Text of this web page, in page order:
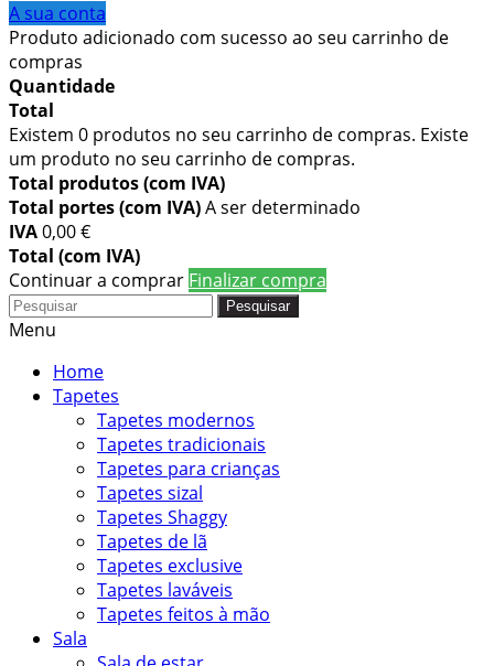
A sua conta
Produto adicionado com sucesso ao seu carrinho de
compras
Quantidade
Total
Existem 0 produtos no seu carrinho de compras. Existe
um produto no seu carrinho de compras.
Total produtos (com IVA)
Total portes (com IVA)A ser determinado
IVA0,00 €
Total (com IVA)
Continuar a comprar Finalizar compra
Pesquisar
Menu
Home
Tapetes
Tapetes modernos
Tapetes tradicionais
Tapetes para crianças
Tapetes sizal
Tapetes Shaggy
Tapetes de lã
Tapetes exclusive
Tapetes laváveis
Tapetes feitos à mão
Sala